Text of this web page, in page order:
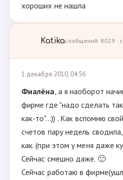
хороших не нашла
Katikaсообщений: 8029 · с
1 декабря 2010, 04:56
Фиалёна, а я наоборот
фирме где "надо сделать
как-то"...)) . Как вспомню
счетов пару недель
как. (при этом у меня даже
Сейчас смешно даже. 🙂
Сейчас работаю в